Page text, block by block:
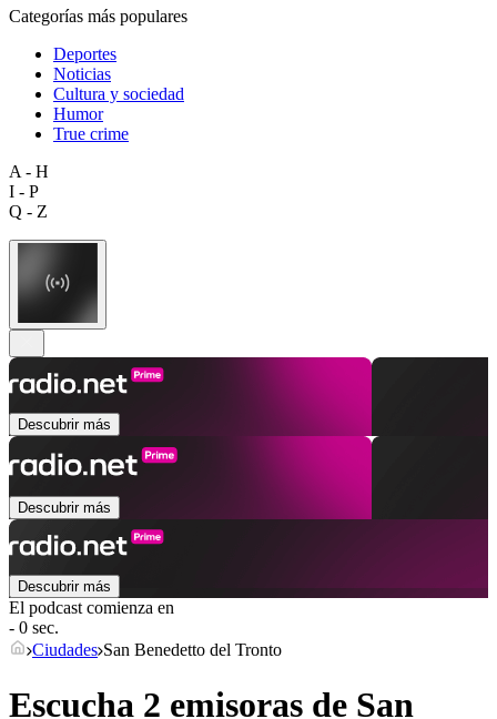
Categorías más populares
Deportes
Noticias
Cultura y sociedad
Humor
True crime
A - H
I - P
Q - Z
Descubrir más
Descubrir más
Descubrir más
El podcast comienza en
- 0 sec.
Ciudades San Benedetto del Tronto
Escucha 2 emisoras de San